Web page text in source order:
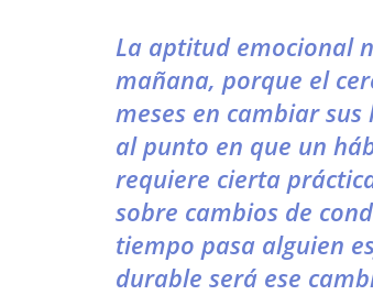
La aptitud emocional
mañana, porque el
meses en cambiar
al punto en que un
requiere cierta
sobre cambios de
tiempo pasa alguien
durable será ese